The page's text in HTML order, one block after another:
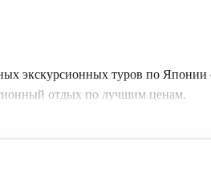
экскурсионных туров по
отдых по лучшим ценам.